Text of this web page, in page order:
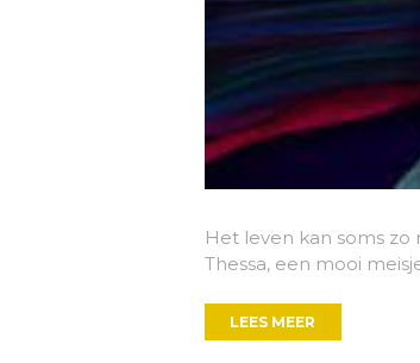
Het leven kan soms
Thessa, een mooi
LEES MEER